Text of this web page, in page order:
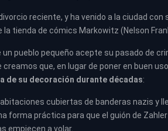
reciente, y ha venido a la ciudad
tienda de cómics Markowitz (Nelson
pueblo pequeño acepte su pasado de
creamos que, en lugar de poner en buen
de su decoración durante décadas:
cubiertas de banderas nazis y
forma práctica para que el guión de
empiecen a volar.